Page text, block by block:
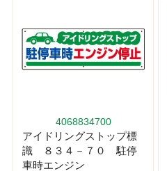
4068834700
アイドリングストップ標
識 ８３４－７０ 駐停
車時エンジン